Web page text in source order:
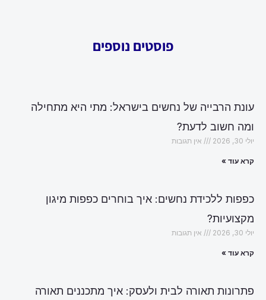
פוסטים נוספים
עונת הרבייה של נחשים בישראל: מתי היא מתחילה
ומה חשוב לדעת?
יולי 30, 2026 אין תגובות
קרא עוד »
כפפות ללכידת נחשים: איך בוחרים כפפות מיגון
מקצועיות?
יולי 30, 2026 אין תגובות
קרא עוד »
פתרונות תאורה לבית ולעסק: איך מתכננים תאורה